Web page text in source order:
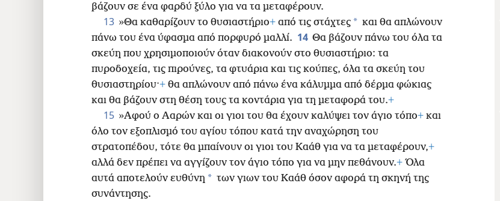
βάζουν σε ένα φαρδύ ξύλο για να τα μεταφέρουν.
13 »Θα καθαρίζουν το θυσιαστήριο+ από τις στάχτες * και θα απλώνουν
πάνω του ένα ύφασμα από πορφυρό μαλλί. 14 Θα βάζουν πάνω του όλα τα
σκεύη που χρησιμοποιούν όταν διακονούν στο θυσιαστήριο: τα
πυροδοχεία, τις πιρούνες, τα φτυάρια και τις κούπες, όλα τα σκεύη του
θυσιαστηρίου·+ θα απλώνουν από πάνω ένα κάλυμμα από δέρμα φώκιας
και θα βάζουν στη θέση τους τα κοντάρια για τη μεταφορά του.+
15 »Αφού ο Ααρών και οι γιοι του θα έχουν καλύψει τον άγιο τόπο+ και
όλο τον εξοπλισμό του αγίου τόπου κατά την αναχώρηση του
στρατοπέδου, τότε θα μπαίνουν οι γιοι του Καάθ για να τα μεταφέρουν,+
αλλά δεν πρέπει να αγγίζουν τον άγιο τόπο για να μην πεθάνουν.+ Όλα
αυτά αποτελούν ευθύνη * των γιων του Καάθ όσον αφορά τη σκηνή της
συνάντησης.